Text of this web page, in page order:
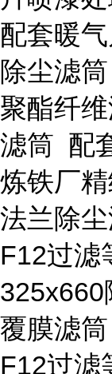
配套暖
除尘滤
聚酯纤
滤筒 配
炼铁厂
法兰除
F12过滤
325x660
覆膜滤
F12过滤